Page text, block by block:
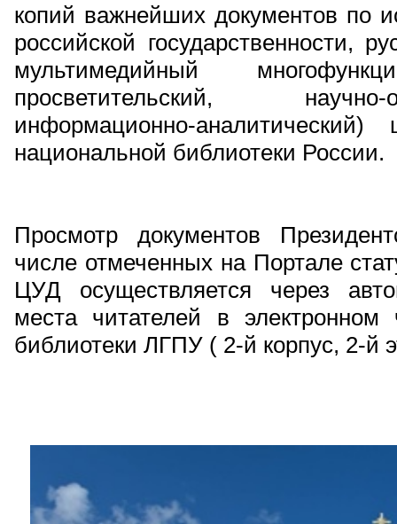
копий важнейших документов по
российской государственности,
мультимедийный
просветительский,
информационно-
национальной библиотеки России.
Просмотр документов
числе отмеченных на Портале
ЦУД осуществляется через
места читателей в
библиотеки ЛГПУ ( 2-й корпус, 2-й